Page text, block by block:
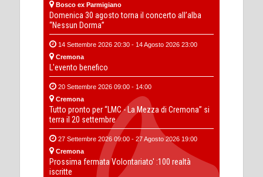
Bosco ex Parmigiano
Domenica 30 agosto torna il concerto all’alba
“Nessun Dorma”
14 Settembre 2026 20:30 - 14 Agosto 2026 23:00
Cremona
L'evento benefico
20 Settembre 2026 09:00 - 14:00
Cremona
Tutto pronto per “LMC - La Mezza di Cremona” si
terra il 20 settembre
27 Settembre 2026 09:00 - 27 Agosto 2026 19:00
Cremona
Prossima fermata Volontariato' :100 realtà
iscritte